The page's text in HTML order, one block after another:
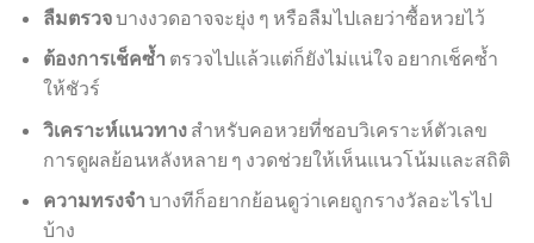
ลืมตรวจบางงวดอาจจะยุ่ง ๆ หรือลืมไปเลยว่าซื้อหวยไว้
ต้องการเช็คซ้ำ ตรวจไปแล้วแต่ก็ยังไม่แน่ใจ อยากเช็คซ้ำ
ให้ชัวร์
วิเคราะห์แนวทางสำหรับคอหวยที่ชอบวิเคราะห์ตัวเลข
การดูผลย้อนหลังหลาย ๆ งวดช่วยให้เห็นแนวโน้มและสถิติ
ความทรงจำ บางทีก็อยากย้อนดูว่าเคยถูกรางวัลอะไรไป
บ้าง